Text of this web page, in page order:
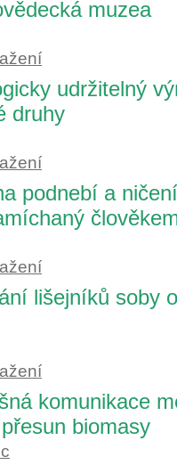
muzea
udržitelný
druhy
podnebí a
lišejníků soby
komunikace
biomasy